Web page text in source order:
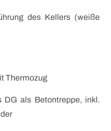
des Kellers (weiße
Thermozug
DG als Betontreppe, inkl.